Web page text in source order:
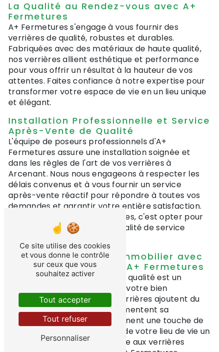
La Qualité au Rendez-vous avec A+
Fermetures
A+ Fermetures s'engage à vous fournir des
verrières de qualité, robustes et durables.
Fabriquées avec des matériaux de haute qualité,
nos verrières allient esthétique et performance
pour vous offrir un résultat à la hauteur de vos
attentes. Faites confiance à notre expertise pour
transformer votre espace de vie en un lieu unique
et élégant.
Installation Professionnelle et Service
Après-Vente de Qualité
L'équipe de poseurs professionnels d'A+
Fermetures assure une installation soignée et
dans les règles de l'art de vos verrières à
Arcenant. Nous nous engageons à respecter les
délais convenus et à vous fournir un service
après-vente réactif pour répondre à toutes vos
demandes et garantir votre entière satisfaction.
Faire le choix de A+ Fermetures, c'est opter pour
la tranquillité d'esprit et la qualité de service
Valorisez Votre Bien Immobilier avec
des Verrières Signées A+ Fermetures
Investir dans des verrières de qualité est un
excellent moyen de valoriser votre bien
immobilier à Arcenant. Les verrières ajoutent du
cachet à votre intérieur, augmentent sa
luminosité naturelle et lui donnent une touche de
modernité indéniable. Faites de votre lieu de vie un
espace unique et design grâce aux verrières
Ce site utilise des cookies
et vous donne le contrôle
sur ceux que vous
souhaitez activer
Tout accepter
Tout refuser
Personnaliser